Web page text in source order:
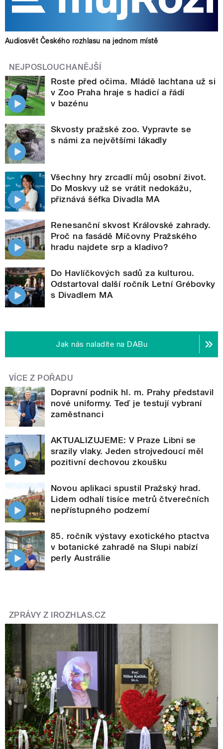
Audiosvět Českého rozhlasu na jednom místě
NEJPOSLOUCHANĚJŠÍ
Roste před očima. Mládě lachtana už si
v Zoo Praha hraje s hadicí a řádí
v bazénu
Skvosty pražské zoo. Vypravte se
s námi za největšími lákadly
Všechny hry zrcadlí můj osobní život.
Do Moskvy už se vrátit nedokážu,
přiznává šéfka Divadla MA
Renesanční skvost Královské zahrady.
Proč na fasádě Míčovny Pražského
hradu najdete srp a kladivo?
Do Havlíčkových sadů za kulturou.
Odstartoval další ročník Letní Grébovky
s Divadlem MA
Jak nás naladíte na DABu
VÍCE Z POŘADU
Dopravní podnik hl. m. Prahy představil
nové uniformy. Teď je testují vybraní
zaměstnanci
AKTUALIZUJEME: V Praze Libni se
srazily vlaky. Jeden strojvedoucí měl
pozitivní dechovou zkoušku
Novou aplikaci spustil Pražský hrad.
Lidem odhalí tisíce metrů čtverečních
nepřístupného podzemí
85. ročník výstavy exotického ptactva
v botanické zahradě na Slupi nabízí
perly Austrálie
ZPRÁVY Z IROZHLAS.CZ